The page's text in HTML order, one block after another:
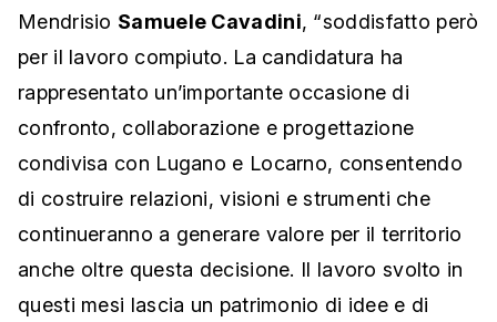
Mendrisio Samuele Cavadini, “soddisfatto però
per il lavoro compiuto. La candidatura ha
rappresentato un’importante occasione di
confronto, collaborazione e progettazione
condivisa con Lugano e Locarno, consentendo
di costruire relazioni, visioni e strumenti che
continueranno a generare valore per il territorio
anche oltre questa decisione. Il lavoro svolto in
questi mesi lascia un patrimonio di idee e di